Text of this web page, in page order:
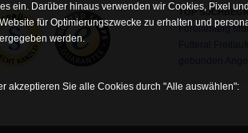
TOP
Forellenteig
ein. Darüber hinaus verwenden wir Cookies, Pixel
für Optimierungszwecke zu erhalten und
werden.
akzeptieren Sie alle Cookies durch "Alle auswählen":